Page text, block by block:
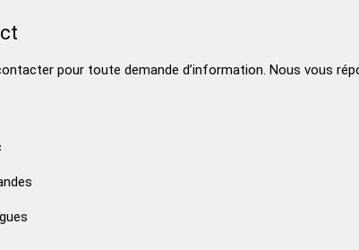
pour toute demande d’information. Nous vous